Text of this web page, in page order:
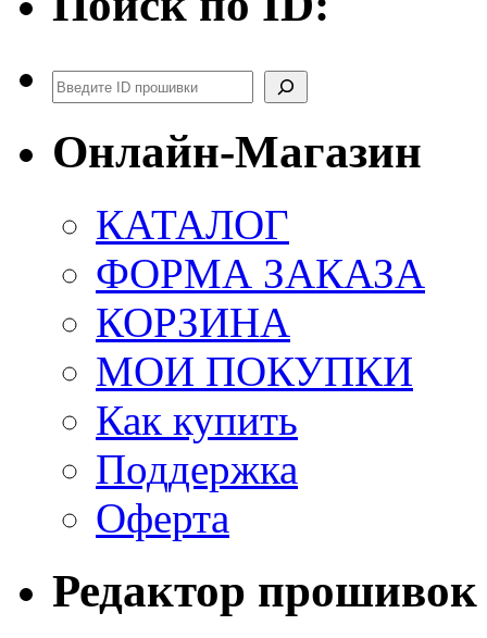
Поиск
Онлайн-Магазин
КАТАЛОГ
ФОРМА ЗАКАЗА
КОРЗИНА
МОИ ПОКУПКИ
Как купить
Поддержка
Оферта
Редактор прошивок